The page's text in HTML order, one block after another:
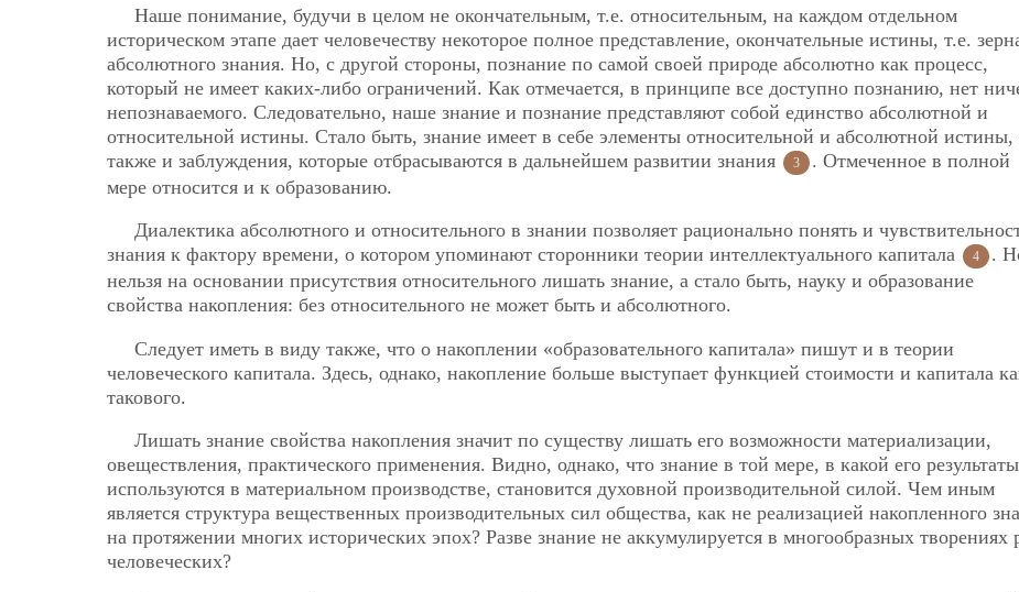
Наше понимание, будучи в целом не окончательным, т.е. относительным, на каждом отдельном
историческом этапе дает человечеству некоторое полное представление, окончательные истины, т.е.
абсолютного знания. Но, с другой стороны, познание по самой своей природе абсолютно как процесс,
который не имеет каких-либо ограничений. Как отмечается, в принципе все доступно познанию, нет
непознаваемого. Следовательно, наше знание и познание представляют собой единство абсолютной и
относительной истины. Стало быть, знание имеет в себе элементы относительной и абсолютной истины,
также и заблуждения, которые отбрасываются в дальнейшем развитии знания
3
. Отмеченное в полной
мере относится и к образованию.
Диалектика абсолютного и относительного в знании позволяет рационально понять и
знания к фактору времени, о котором упоминают сторонники теории интеллектуального капитала
4
.
нельзя на основании присутствия относительного лишать знание, а стало быть, науку и образование
свойства накопления: без относительного не может быть и абсолютного.
Следует иметь в виду также, что о накоплении «образовательного капитала» пишут и в теории
человеческого капитала. Здесь, однако, накопление больше выступает функцией стоимости и капитала
такового.
Лишать знание свойства накопления значит по существу лишать его возможности материализации,
овеществления, практического применения. Видно, однако, что знание в той мере, в какой его результаты
используются в материальном производстве, становится духовной производительной силой. Чем иным
является структура вещественных производительных сил общества, как не реализацией накопленного
на протяжении многих исторических эпох? Разве знание не аккумулируется в многообразных творениях
человеческих?